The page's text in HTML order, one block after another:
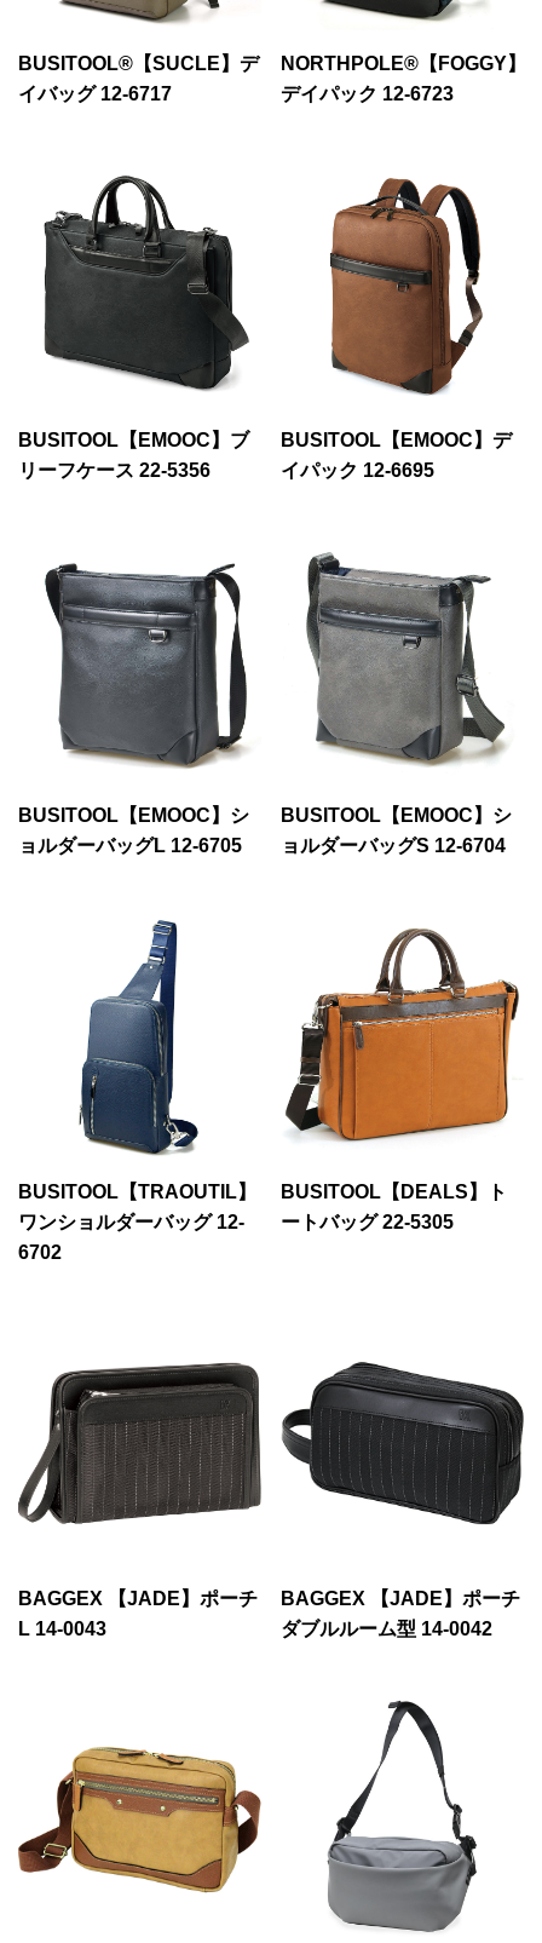
BUSITOOL®【SUCLE】デ
イバッグ 12-6717
NORTHPOLE®【FOGGY】
デイパック 12-6723
BUSITOOL【EMOOC】ブ
リーフケース 22-5356
BUSITOOL【EMOOC】デ
イパック 12-6695
BUSITOOL【EMOOC】シ
ョルダーバッグL 12-6705
BUSITOOL【EMOOC】シ
ョルダーバッグS 12-6704
BUSITOOL【TRAOUTIL】
ワンショルダーバッグ 12-
6702
BUSITOOL【DEALS】ト
ートバッグ 22-5305
BAGGEX 【JADE】ポーチ
L 14-0043
BAGGEX 【JADE】ポーチ
ダブルルーム型 14-0042